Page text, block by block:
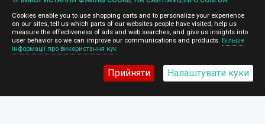
і не продаємо особисту інформацію зареєстрованих користувачів
AvizInfo.com.ua третім особам. Ми не відповідаємо за правила
конфіденційності сайтів на які посилається AvizInfo.com.ua. На
деяких сторінках нашого сайту представлена реклама Google
Adsense Advertising Network. Щоб дізнатися детальніше про
правила конфіденційності Google
Cookies enable you to use shopping carts and to personalize your experience
on our sites, tell us which parts of our websites people have visited, help us
measure the effectiveness of ads and web searches, and give us insights into
user behavior so we can improve our communications and products. Більше
інформації про використання кук
Прийняти Налаштувати куки